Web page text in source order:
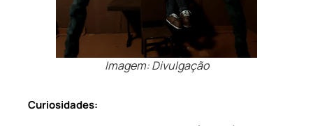
Imagem: Divulgação
Curiosidades: